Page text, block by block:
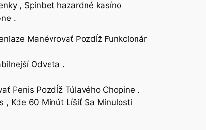
, Spinbet hazardné kasíno
.
Manévrovať Pozdĺž Funkcionár
Odveta .
Penis Pozdĺž Túlavého Chopine .
, Kde 60 Minút Líšiť Sa Minulosti